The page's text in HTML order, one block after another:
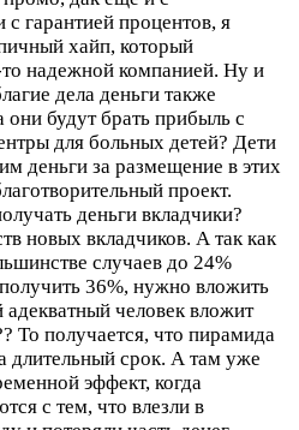
гарантией процентов, я
хайп, который
надежной компанией. Ну и
дела деньги также
они будут брать прибыль с
для больных детей? Дети
деньги за размещение в этих
проект.
деньги вкладчики?
новых вкладчиков. А так как
случаев до 24%
36%, нужно вложить
человек вложит
То получается, что пирамида
длительный срок. А там уже
эффект, когда
с тем, что влезли в